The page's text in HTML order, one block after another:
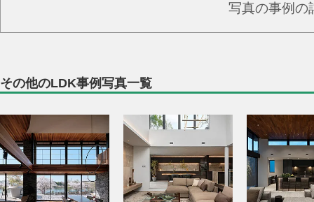
写真の事例の
その他のLDK事例写真一覧